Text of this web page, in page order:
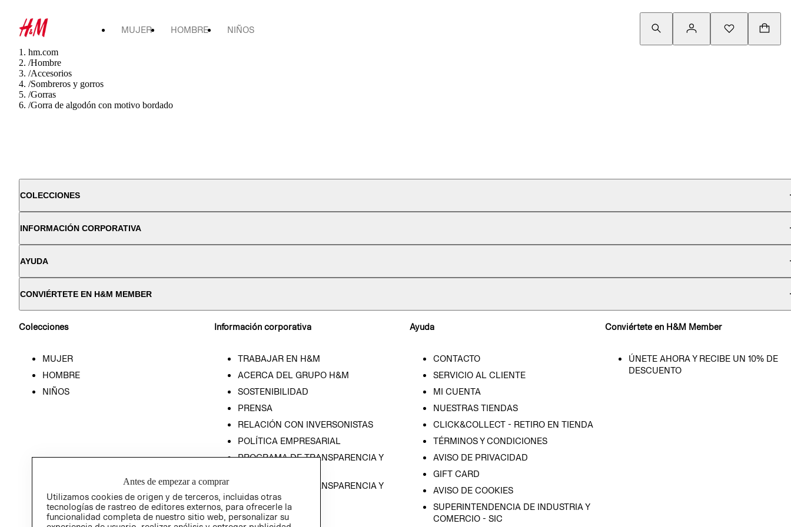
MUJER HOMBRE NIÑOS
hm.com
/Hombre
/Accesorios
/Sombreros y gorros
/Gorras
/Gorra de algodón con motivo bordado
COLECCIONES
INFORMACIÓN CORPORATIVA
AYUDA
CONVIÉRTETE EN H&M MEMBER
Colecciones
MUJER
HOMBRE
NIÑOS
Información corporativa
TRABAJAR EN H&M
ACERCA DEL GRUPO H&M
SOSTENIBILIDAD
PRENSA
RELACIÓN CON INVERSONISTAS
POLÍTICA EMPRESARIAL
PROGRAMA DE TRANSPARENCIA Y
PROGRAMA DE TRANSPARENCIA Y
ÉTICA (INGLÉS)
Ayuda
CONTACTO
SERVICIO AL CLIENTE
MI CUENTA
NUESTRAS TIENDAS
CLICK&COLLECT - RETIRO EN TIENDA
TÉRMINOS Y CONDICIONES
AVISO DE PRIVACIDAD
GIFT CARD
AVISO DE COOKIES
SUPERINTENDENCIA DE INDUSTRIA Y
COMERCIO - SIC
Conviértete en H&M Member
ÚNETE AHORA Y RECIBE UN 10% DE
DESCUENTO
Antes de empezar a comprar
Utilizamos cookies de origen y de terceros, incluidas otras
tecnologías de rastreo de editores externos, para ofrecerle la
funcionalidad completa de nuestro sitio web, personalizar su